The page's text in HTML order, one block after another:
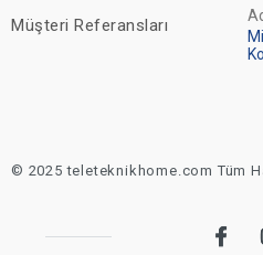
Müşteri Referansları
© 2025 teleteknikhome.com Tüm